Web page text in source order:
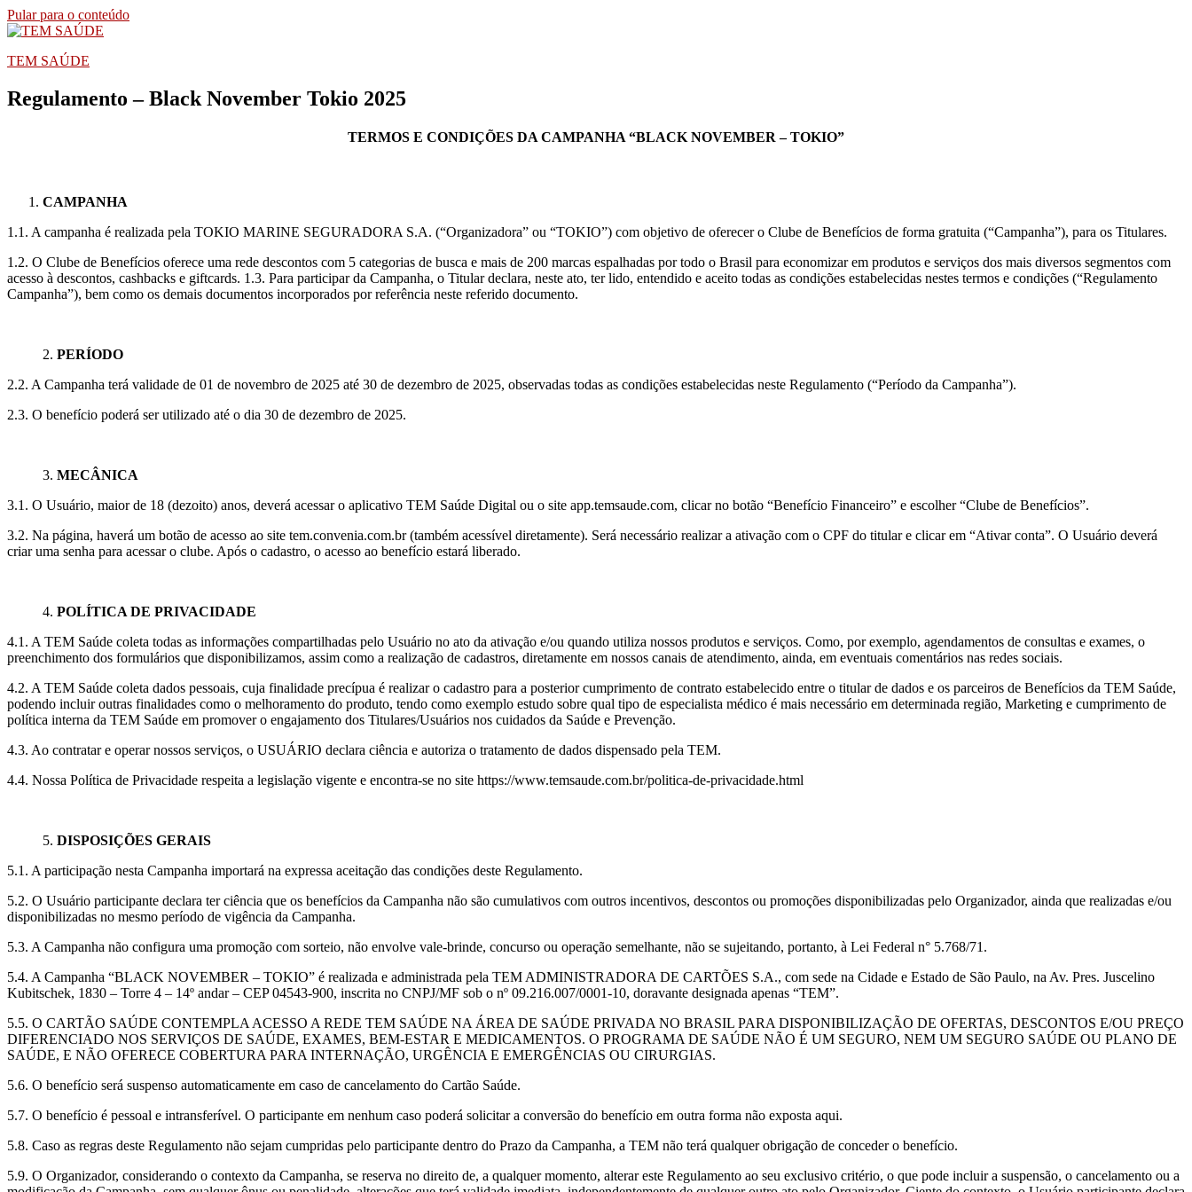
Pular para o conteúdo
TEM SAÚDE
Regulamento – Black November Tokio 2025
TERMOS E CONDIÇÕES DA CAMPANHA “BLACK NOVEMBER – TOKIO”
CAMPANHA
1.1. A campanha é realizada pela TOKIO MARINE SEGURADORA S.A. (“Organizadora” ou “TOKIO”) com objetivo de oferecer o Clube de Benefícios de forma gratuita (“Campanha”), para os Titulares.
1.2. O Clube de Benefícios oferece uma rede descontos com 5 categorias de busca e mais de 200 marcas espalhadas por todo o Brasil para economizar em produtos e serviços dos mais diversos segmentos com
acesso à descontos, cashbacks e giftcards. 1.3. Para participar da Campanha, o Titular declara, neste ato, ter lido, entendido e aceito todas as condições estabelecidas nestes termos e condições (“Regulamento
Campanha”), bem como os demais documentos incorporados por referência neste referido documento.
2. PERÍODO
2.2. A Campanha terá validade de 01 de novembro de 2025 até 30 de dezembro de 2025, observadas todas as condições estabelecidas neste Regulamento (“Período da Campanha”).
2.3. O benefício poderá ser utilizado até o dia 30 de dezembro de 2025.
3. MECÂNICA
3.1. O Usuário, maior de 18 (dezoito) anos, deverá acessar o aplicativo TEM Saúde Digital ou o site app.temsaude.com, clicar no botão “Benefício Financeiro” e escolher “Clube de Benefícios”.
3.2. Na página, haverá um botão de acesso ao site tem.convenia.com.br (também acessível diretamente). Será necessário realizar a ativação com o CPF do titular e clicar em “Ativar conta”. O Usuário deverá
criar uma senha para acessar o clube. Após o cadastro, o acesso ao benefício estará liberado.
4. POLÍTICA DE PRIVACIDADE
4.1. A TEM Saúde coleta todas as informações compartilhadas pelo Usuário no ato da ativação e/ou quando utiliza nossos produtos e serviços. Como, por exemplo, agendamentos de consultas e exames, o
preenchimento dos formulários que disponibilizamos, assim como a realização de cadastros, diretamente em nossos canais de atendimento, ainda, em eventuais comentários nas redes sociais.
4.2. A TEM Saúde coleta dados pessoais, cuja finalidade precípua é realizar o cadastro para a posterior cumprimento de contrato estabelecido entre o titular de dados e os parceiros de Benefícios da TEM Saúde,
podendo incluir outras finalidades como o melhoramento do produto, tendo como exemplo estudo sobre qual tipo de especialista médico é mais necessário em determinada região, Marketing e cumprimento de
política interna da TEM Saúde em promover o engajamento dos Titulares/Usuários nos cuidados da Saúde e Prevenção.
4.3. Ao contratar e operar nossos serviços, o USUÁRIO declara ciência e autoriza o tratamento de dados dispensado pela TEM.
4.4. Nossa Política de Privacidade respeita a legislação vigente e encontra-se no site https://www.temsaude.com.br/politica-de-privacidade.html
5. DISPOSIÇÕES GERAIS
5.1. A participação nesta Campanha importará na expressa aceitação das condições deste Regulamento.
5.2. O Usuário participante declara ter ciência que os benefícios da Campanha não são cumulativos com outros incentivos, descontos ou promoções disponibilizadas pelo Organizador, ainda que realizadas e/ou
disponibilizadas no mesmo período de vigência da Campanha.
5.3. A Campanha não configura uma promoção com sorteio, não envolve vale-brinde, concurso ou operação semelhante, não se sujeitando, portanto, à Lei Federal n° 5.768/71.
5.4. A Campanha “BLACK NOVEMBER – TOKIO” é realizada e administrada pela TEM ADMINISTRADORA DE CARTÕES S.A., com sede na Cidade e Estado de São Paulo, na Av. Pres. Juscelino
Kubitschek, 1830 – Torre 4 – 14º andar – CEP 04543-900, inscrita no CNPJ/MF sob o nº 09.216.007/0001-10, doravante designada apenas “TEM”.
5.5. O CARTÃO SAÚDE CONTEMPLA ACESSO A REDE TEM SAÚDE NA ÁREA DE SAÚDE PRIVADA NO BRASIL PARA DISPONIBILIZAÇÃO DE OFERTAS, DESCONTOS E/OU PREÇO
DIFERENCIADO NOS SERVIÇOS DE SAÚDE, EXAMES, BEM-ESTAR E MEDICAMENTOS. O PROGRAMA DE SAÚDE NÃO É UM SEGURO, NEM UM SEGURO SAÚDE OU PLANO DE
SAÚDE, E NÃO OFERECE COBERTURA PARA INTERNAÇÃO, URGÊNCIA E EMERGÊNCIAS OU CIRURGIAS.
5.6. O benefício será suspenso automaticamente em caso de cancelamento do Cartão Saúde.
5.7. O benefício é pessoal e intransferível. O participante em nenhum caso poderá solicitar a conversão do benefício em outra forma não exposta aqui.
5.8. Caso as regras deste Regulamento não sejam cumpridas pelo participante dentro do Prazo da Campanha, a TEM não terá qualquer obrigação de conceder o benefício.
5.9. O Organizador, considerando o contexto da Campanha, se reserva no direito de, a qualquer momento, alterar este Regulamento ao seu exclusivo critério, o que pode incluir a suspensão, o cancelamento ou a